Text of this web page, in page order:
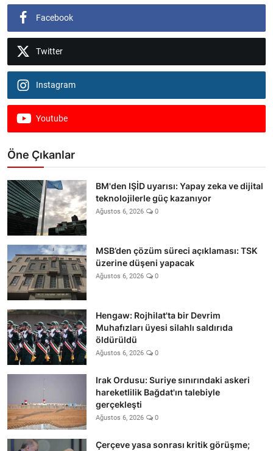
Facebook
Twitter
Instagram
Youtube
Öne Çıkanlar
BM'den IŞİD uyarısı: Yapay zeka ve dijital
teknolojilerle güç kazanıyor
Ağustos 6, 2026 0
MSB’den çözüm süreci açıklaması: TSK
üzerine düşeni yapacak
Ağustos 6, 2026 0
Hengaw: Rojhilat'ta bir Devrim
Muhafızları üyesi silahlı saldırıda
öldürüldü
Ağustos 6, 2026 0
Irak Ordusu: Suriye sınırındaki askeri
hareketlilik Bağdat'ın talebiyle
gerçekleşti
Ağustos 6, 2026 0
Çerçeve yasa sonrası kritik görüşme;